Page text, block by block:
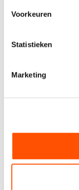
Voorkeuren
Statistieken
Marketing